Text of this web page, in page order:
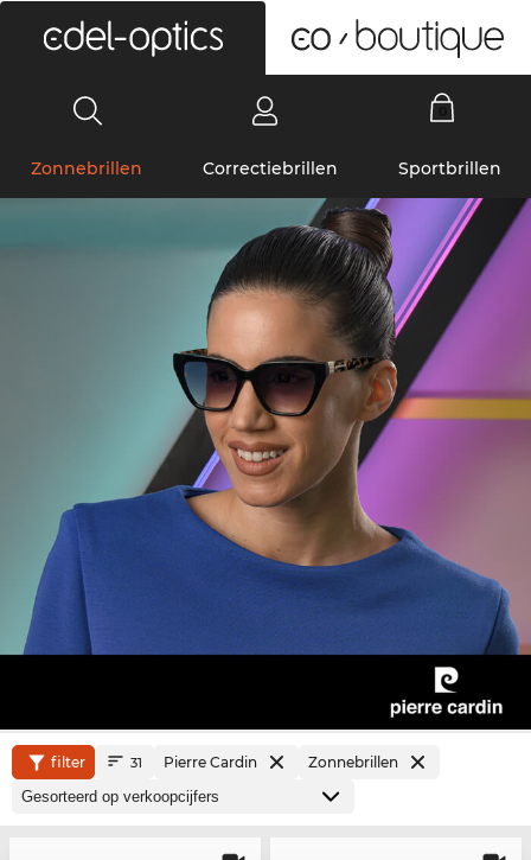
Zonnebrillen Correctiebrillen Sportbrillen
filter 31 Pierre Cardin Zonnebrillen